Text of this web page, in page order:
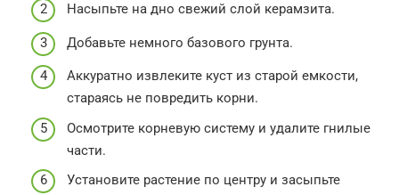
Насыпьте на дно свежий слой керамзита.
Добавьте немного базового грунта.
Аккуратно извлеките куст из старой емкости,
стараясь не повредить корни.
Осмотрите корневую систему и удалите гнилые
части.
Установите растение по центру и засыпьте